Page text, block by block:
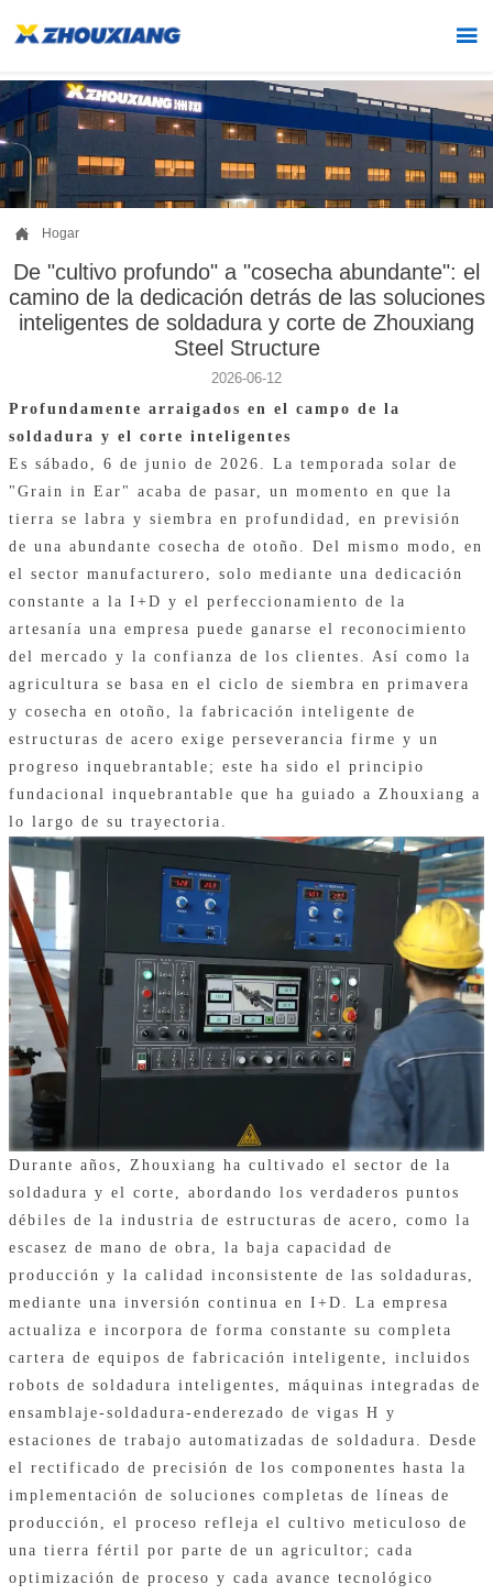

 Hogar
De "cultivo profundo" a "cosecha abundante": el
camino de la dedicación detrás de las soluciones
inteligentes de soldadura y corte de Zhouxiang
Steel Structure
2026-06-12
Profundamente arraigados en el campo de la
soldadura y el corte inteligentes
Es sábado, 6 de junio de 2026. La temporada solar de
"Grain in Ear" acaba de pasar, un momento en que la
tierra se labra y siembra en profundidad, en previsión
de una abundante cosecha de otoño. Del mismo modo, en
el sector manufacturero, solo mediante una dedicación
constante a la I+D y el perfeccionamiento de la
artesanía una empresa puede ganarse el reconocimiento
del mercado y la confianza de los clientes. Así como la
agricultura se basa en el ciclo de siembra en primavera
y cosecha en otoño, la fabricación inteligente de
estructuras de acero exige perseverancia firme y un
progreso inquebrantable; este ha sido el principio
fundacional inquebrantable que ha guiado a Zhouxiang a
lo largo de su trayectoria.
Durante años, Zhouxiang ha cultivado el sector de la
soldadura y el corte, abordando los verdaderos puntos
débiles de la industria de estructuras de acero, como la
escasez de mano de obra, la baja capacidad de
producción y la calidad inconsistente de las soldaduras,
mediante una inversión continua en I+D. La empresa
actualiza e incorpora de forma constante su completa
cartera de equipos de fabricación inteligente, incluidos
robots de soldadura inteligentes, máquinas integradas de
ensamblaje-soldadura-enderezado de vigas H y
estaciones de trabajo automatizadas de soldadura. Desde
el rectificado de precisión de los componentes hasta la
implementación de soluciones completas de líneas de
producción, el proceso refleja el cultivo meticuloso de
una tierra fértil por parte de un agricultor; cada
optimización de proceso y cada avance tecnológico